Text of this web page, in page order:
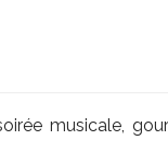
musicale,